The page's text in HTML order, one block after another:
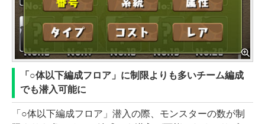
「○体以下編成フロア」に制限よりも多いチーム編成
でも潜入可能に
「○体以下編成フロア」潜入の際、モンスターの数が制